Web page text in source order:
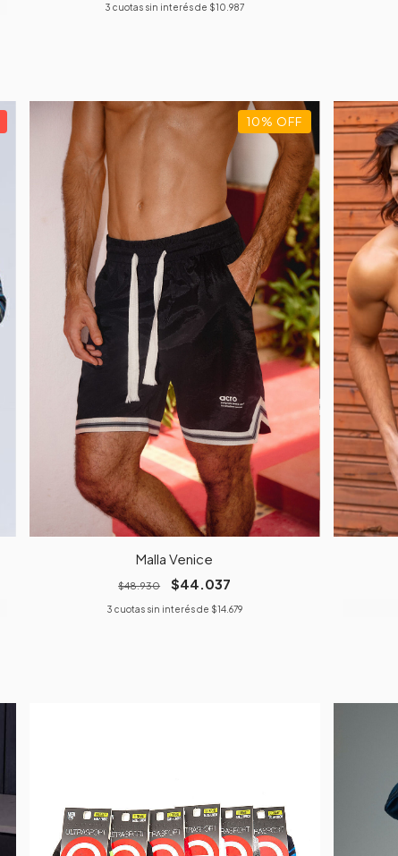
3 cuotas sin interés de $10.987
10% OFF
Malla Venice
$48.930 $44.037
3 cuotas sin interés de $14.679